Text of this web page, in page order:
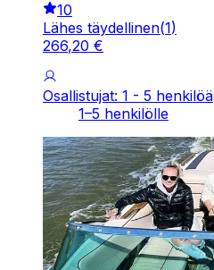
10
Lähes täydellinen(1)
266,20 €
Osallistujat: 1 - 5 henkilöä
1–5 henkilölle